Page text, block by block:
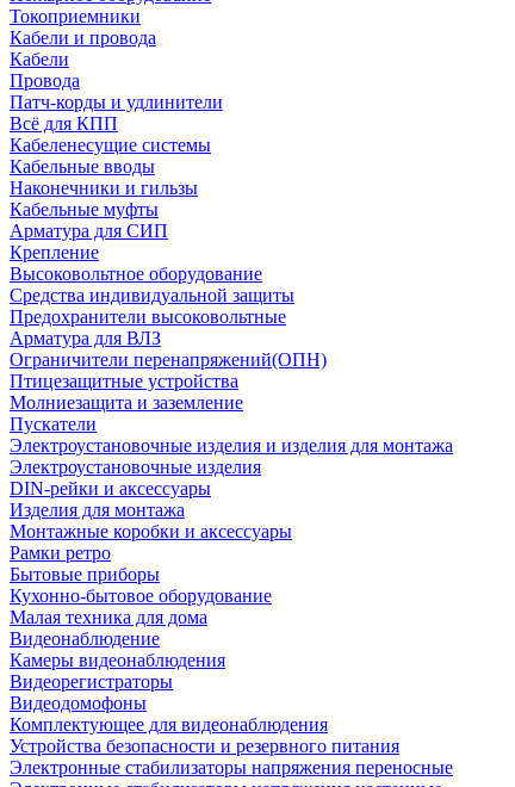
Токоприемники
Кабели и провода
Кабели
Провода
Патч-корды и удлинители
Всё для КПП
Кабеленесущие системы
Кабельные вводы
Наконечники и гильзы
Кабельные муфты
Арматура для СИП
Крепление
Высоковольтное оборудование
Средства индивидуальной защиты
Предохранители высоковольтные
Арматура для ВЛЗ
Ограничители перенапряжений(ОПН)
Птицезащитные устройства
Молниезащита и заземление
Пускатели
Электроустановочные изделия и изделия для монтажа
Электроустановочные изделия
DIN-рейки и аксессуары
Изделия для монтажа
Монтажные коробки и аксессуары
Рамки ретро
Бытовые приборы
Кухонно-бытовое оборудование
Малая техника для дома
Видеонаблюдение
Камеры видеонаблюдения
Видеорегистраторы
Видеодомофоны
Комплектующее для видеонаблюдения
Устройства безопасности и резервного питания
Электронные стабилизаторы напряжения переносные